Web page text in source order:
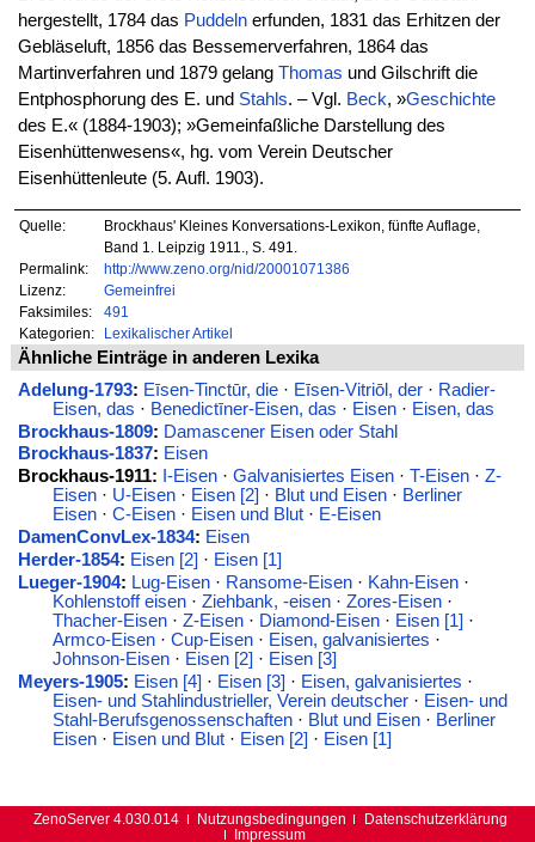
hergestellt, 1784 das Puddelnerfunden, 1831 das Erhitzen der
Gebläseluft, 1856 das Bessemerverfahren, 1864 das
Martinverfahren und 1879 gelang Thomas und Gilschrift die
Entphosphorung des E. und Stahls. – Vgl. Beck, »Geschichte
des E.« (1884-1903); »Gemeinfaßliche Darstellung des
Eisenhüttenwesens«, hg. vom Verein Deutscher
Eisenhüttenleute (5. Aufl. 1903).
Quelle:
Brockhaus' Kleines Konversations-Lexikon, fünfte Auflage,
Band 1. Leipzig 1911., S. 491.
Permalink:
http://www.zeno.org/nid/20001071386
Lizenz:
Gemeinfrei
Faksimiles:
491
Kategorien:
Lexikalischer Artikel
Ähnliche Einträge in anderen Lexika
Adelung-1793: Eīsen-Tinctūr, die· Eīsen-Vitriōl, der· Radier-
Eisen, das · Benedictīner-Eisen, das · Eisen· Eisen, das
Brockhaus-1809: Damascener Eisen oder Stahl
Brockhaus-1837: Eisen
Brockhaus-1911: I-Eisen· Galvanisiertes Eisen· T-Eisen· Z-
Eisen· U-Eisen· Eisen [2] · Blut und Eisen· Berliner
Eisen· C-Eisen· Eisen und Blut· E-Eisen
DamenConvLex-1834: Eisen
Herder-1854: Eisen [2] · Eisen [1]
Lueger-1904: Lug-Eisen· Ransome-Eisen· Kahn-Eisen·
Kohlenstoff eisen· Ziehbank, -eisen· Zores-Eisen·
Thacher-Eisen· Z-Eisen· Diamond-Eisen· Eisen [1] ·
Armco-Eisen· Cup-Eisen· Eisen, galvanisiertes ·
Johnson-Eisen· Eisen [2] · Eisen [3]
Meyers-1905: Eisen [4] · Eisen [3] · Eisen, galvanisiertes ·
Eisen- und Stahlindustrieller, Verein deutscher· Eisen- und
Stahl-Berufsgenossenschaften· Blut und Eisen· Berliner
Eisen· Eisen und Blut· Eisen [2] · Eisen [1]
ZenoServer 4.030.014 Nutzungsbedingungen
Datenschutzerklärung
Impressum